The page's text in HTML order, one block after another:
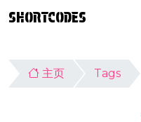
SHORTCODES
主页 Tags